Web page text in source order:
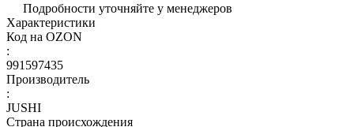
Подробности уточняйте у менеджеров
Характеристики
Код на OZON
:
991597435
Производитель
:
JUSHI
Страна происхождения